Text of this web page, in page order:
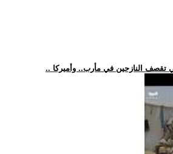
تقصف النازحين في مأرب.. وأميركا